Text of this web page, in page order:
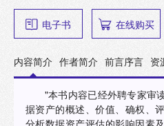
电子书 在线购买
内容简介 作者简介 前言序言 资
"本书内容已经外聘专家审
据资产的概述、价值、确权、